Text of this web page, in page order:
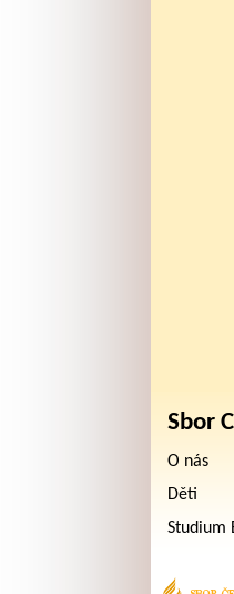
Sbor
O nás
Děti
Studium